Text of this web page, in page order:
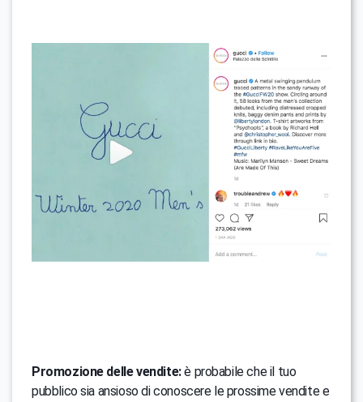
Promozione delle vendite:è probabile che il tuo
pubblico sia ansioso di conoscere le prossime vendite e